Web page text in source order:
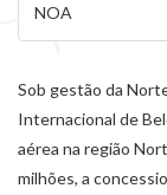
NOA
Sob gestão da
Internacional de
aérea na região
milhões, a